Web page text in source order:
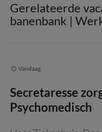
Gerelateerde
banenbank |
Vandaag
Secretaresse
Psychomedisch